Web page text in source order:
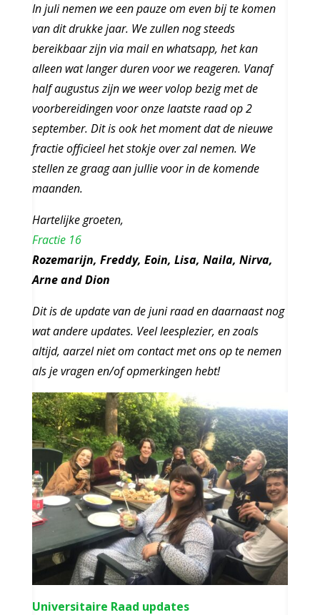
In juli nemen we een pauze om even bij te komen
van dit drukke jaar. We zullen nog steeds
bereikbaar zijn via mail en whatsapp, het kan
alleen wat langer duren voor we reageren. Vanaf
half augustus zijn we weer volop bezig met de
voorbereidingen voor onze laatste raad op 2
september. Dit is ook het moment dat de nieuwe
fractie officieel het stokje over zal nemen. We
stellen ze graag aan jullie voor in de komende
maanden.
Hartelijke groeten,
Fractie 16
Rozemarijn, Freddy, Eoin, Lisa, Naila, Nirva,
Arne and Dion
Dit is de update van de juni raad en daarnaast nog
wat andere updates. Veel leesplezier, en zoals
altijd, aarzel niet om contact met ons op te nemen
als je vragen en/of opmerkingen hebt!
Universitaire Raad updates